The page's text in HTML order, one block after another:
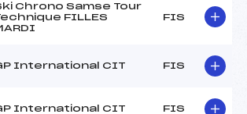
Chrono Samse Tour
FILLES
FIS
International CIT FIS
International CIT FIS